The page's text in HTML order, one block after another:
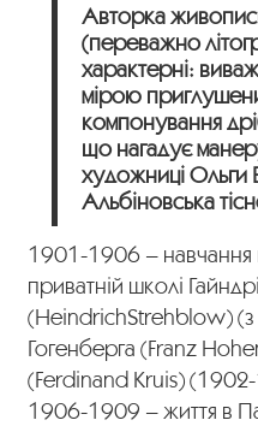
Авторка
(переважно
характерні:
мірою
компонування
що нагадує
художниці Ольги
Альбіновська
1901-1906 – навчання
приватній школі
(HeindrichStrehblow)
Гогенберга (Franz
(Ferdinand Kruis)
1906-1909 – життя в